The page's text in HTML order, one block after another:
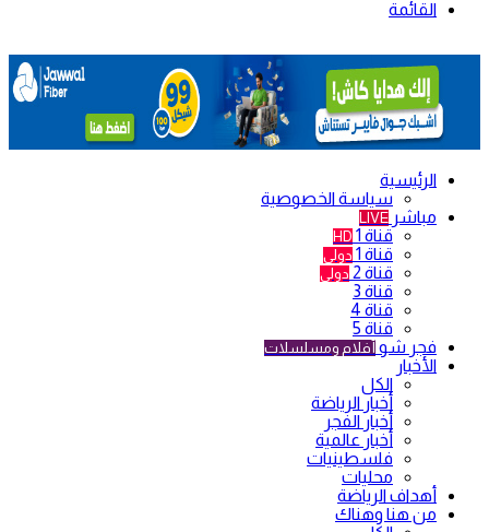
القائمة
الرئيسية
سياسة الخصوصية
مباشر LIVE
قناة 1 HD
قناة 1 دولي
قناة 2 دولي
قناة 3
قناة 4
قناة 5
فجر شو أفلام ومسلسلات
الأخبار
الكل
أخبار الرياضة
أخبار الفجر
أخبار عالمية
فلسطينيات
محليات
أهداف الرياضة
من هنا وهناك